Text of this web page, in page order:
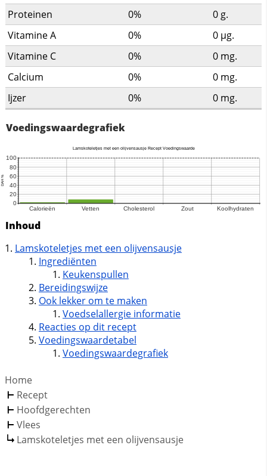
Proteinen 0% 0g.
Vitamine A
0% 0 µg.
Vitamine C
0% 0 mg.
Calcium
0% 0 mg.
Ijzer
0% 0 mg.
Voedingswaardegrafiek
Inhoud
Lamskoteletjes met een olijvensausje
Ingrediënten
Keukenspullen
Bereidingswijze
Ook lekker om te maken
Voedselallergie informatie
Reacties op dit recept
Voedingswaardetabel
Voedingswaardegrafiek
Home
Recept
Hoofdgerechten
Vlees
Lamskoteletjes met een olijvensausje